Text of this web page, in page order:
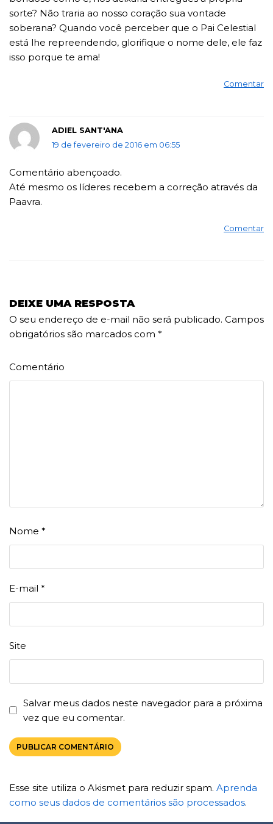
sorte? Não traria ao nosso coração sua vontade
soberana? Quando você perceber que o Pai Celestial
está lhe repreendendo, glorifique o nome dele, ele faz
isso porque te ama!
Comentar
ADIEL SANT'ANA
19 de fevereiro de 2016 em 06:55
Comentário abençoado.
Até mesmo os líderes recebem a correção através da
Paavra.
Comentar
DEIXE UMA RESPOSTA
O seu endereço de e-mail não será publicado. Campos
obrigatórios são marcados com *
Comentário
Nome *
E-mail *
Site
Salvar meus dados neste navegador para a próxima
vez que eu comentar.
Esse site utiliza o Akismet para reduzir spam. Aprenda
como seus dados de comentários são processados.